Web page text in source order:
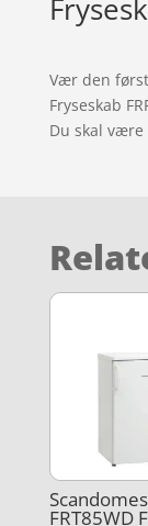
Vær den
Fryseskab
Du skal være
FRT85WD